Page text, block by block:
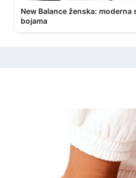
New Balance ženska:
bojama